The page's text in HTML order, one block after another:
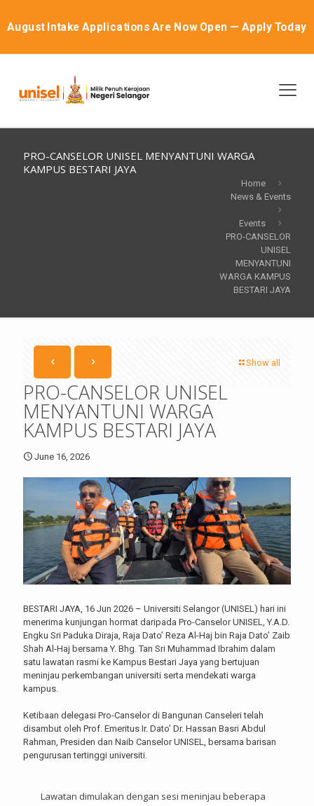
August Intake Applications Are Now Open — Apply Today
PRO-CANSELOR UNISEL MENYANTUNI WARGA
KAMPUS BESTARI JAYA
Home
News & Events
Events
PRO-CANSELOR
UNISEL
MENYANTUNI
WARGA KAMPUS
BESTARI JAYA
Show all
PRO-CANSELOR UNISEL
MENYANTUNI WARGA
KAMPUS BESTARI JAYA
June 16, 2026
BESTARI JAYA, 16 Jun 2026 – Universiti Selangor (UNISEL) hari ini
menerima kunjungan hormat daripada Pro-Canselor UNISEL, Y.A.D.
Engku Sri Paduka Diraja, Raja Dato’ Reza Al-Haj bin Raja Dato’ Zaib
Shah Al-Haj bersama Y. Bhg. Tan Sri Muhammad Ibrahim dalam
satu lawatan rasmi ke Kampus Bestari Jaya yang bertujuan
meninjau perkembangan universiti serta mendekati warga
kampus.
Ketibaan delegasi Pro-Canselor di Bangunan Canseleri telah
disambut oleh Prof. Emeritus Ir. Dato’ Dr. Hassan Basri Abdul
Rahman, Presiden dan Naib Canselor UNISEL, bersama barisan
pengurusan tertinggi universiti.
Lawatan dimulakan dengan sesi meninjau beberapa